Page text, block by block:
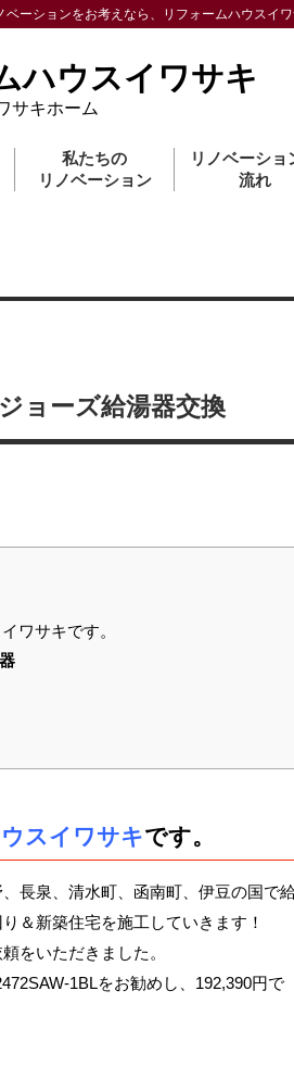
ーションをお考えなら、リフォームハウスイワ
ハウスイワサキ
サキホーム
私たちの
リノベーション
リノベーショ
流れ
ョーズ給湯器交換
ワサキです。
スイワサキです。
長泉、清水町、函南町、伊豆の国で
＆新築住宅を施工していきます！
をいただきました。
1BLをお勧めし、192,390円で